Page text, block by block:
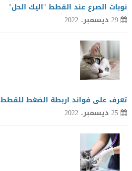
نوبات الصرع عند القطط "اليك الحل"
29 ديسمبر، 2022
تعرف على فوائد اربطة الضغط للقطط
25 ديسمبر، 2022